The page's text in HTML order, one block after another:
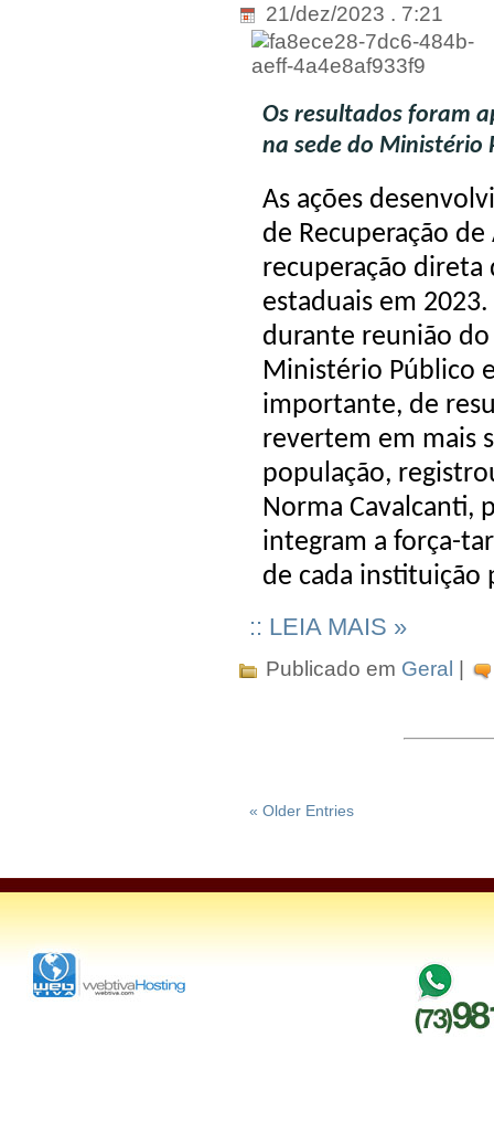
21/dez/2023 . 7:21
Os resultados foram
na sede do Ministério
As ações
de Recuperação
recuperação direta
estaduais em
durante reunião
Ministério Público
importante, de
revertem em mais
população,
Norma Cavalcanti,
integram a força-
de cada
:: LEIA MAIS »
Publicado em Geral |
« Older Entries